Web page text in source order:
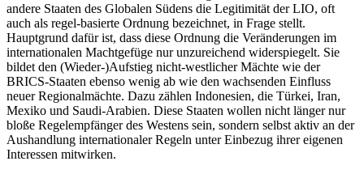
andere Staaten des Globalen Südens die Legitimität der LIO, oft
auch als regel-basierte Ordnung bezeichnet, in Frage stellt.
Hauptgrund dafür ist, dass diese Ordnung die Veränderungen im
internationalen Machtgefüge nur unzureichend widerspiegelt. Sie
bildet den (Wieder-)Aufstieg nicht-westlicher Mächte wie der
BRICS-Staaten ebenso wenig ab wie den wachsenden Einfluss
neuer Regionalmächte. Dazu zählen Indonesien, die Türkei, Iran,
Mexiko und Saudi-Arabien. Diese Staaten wollen nicht länger nur
bloße Regelempfänger des Westens sein, sondern selbst aktiv an der
Aushandlung internationaler Regeln unter Einbezug ihrer eigenen
Interessen mitwirken.